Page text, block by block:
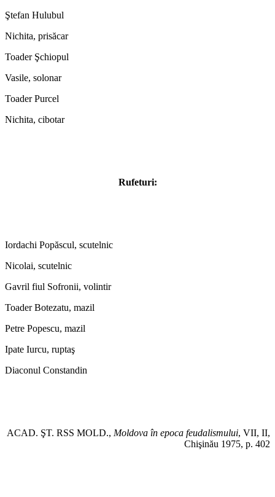
Ştefan Hulubul
Nichita, prisăcar
Toader Şchiopul
Vasile, solonar
Toader Purcel
Nichita, cibotar
Rufeturi:
Iordachi Popăscul, scutelnic
Nicolai, scutelnic
Gavril fiul Sofronii, volintir
Toader Botezatu, mazil
Petre Popescu, mazil
Ipate Iurcu, ruptaş
Diaconul Constandin
ACAD. ŞT. RSS MOLD., Moldova în epoca feudalismului, VII, II,
Chişinău 1975, p. 402